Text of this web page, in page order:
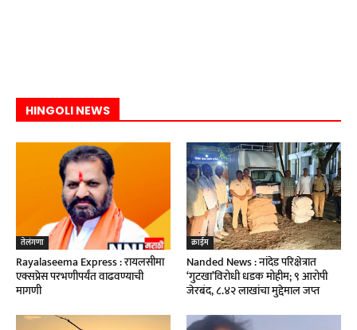
HINGOLI NEWS
तेलंगणा
Rayalaseema Express : रायलसीमा
एक्सप्रेस परभणीपर्यंत वाढवण्याची
मागणी
क्राईम
Nanded News : नांदेड परिक्षेत्रात
‘गुटखा’विरोधी धडक मोहीम; ९ आरोपी
जेरबंद, ८.४२ लाखांचा मुद्देमाल जप्त